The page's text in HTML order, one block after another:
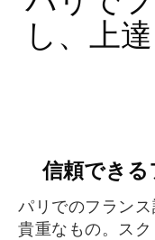
し、上
信頼でき
パリでのフランス語学習は、他では体験できない
貴重なもの。ス